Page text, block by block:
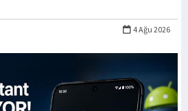
4 Ağu 2026